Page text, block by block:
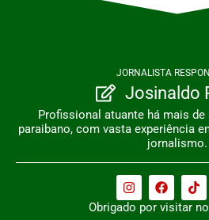
JORNALISTA
Josinaldo
Profissional atuante há mais
paraibano, com vasta experiência
jornalismo.
Obrigado por visitar